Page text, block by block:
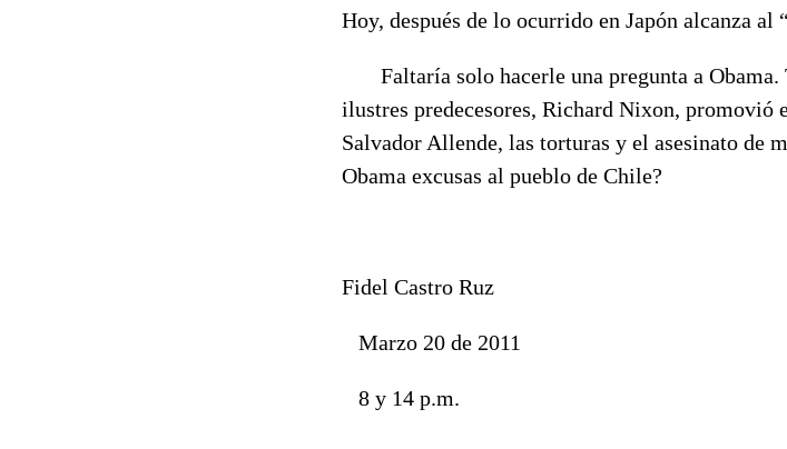
Hoy, después de lo ocurrido en Japón alcanza
Faltaría solo hacerle una pregunta a Obama.
ilustres predecesores, Richard Nixon, promovió
Salvador Allende, las torturas y el asesinato de
Obama excusas al pueblo de Chile?
Fidel Castro Ruz
Marzo 20 de 2011
8 y 14 p.m.